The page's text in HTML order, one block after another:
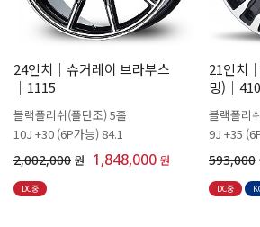
24인치│슈거레이 브라부스
│1115
블랙폴리쉬(풀단조) 5홀
10J +30 (6P가능) 84.1
2,002,000 원 1,848,000 원
DC중
21인치
밍)│410
블랙폴리
9J +35
593,000
DC중